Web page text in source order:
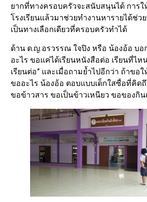
ยากที่ทางครอบครัวจะสนับสนุนได้ การ
โรงเรียนแล้วมาช่วยทำงานหารายได้ช่ว
เป็นทางเลือกเดียวที่ครอบครัวทำได้
ด้าน ด.ญ.อรวรรณ ใจปิง หรือ น้องอ้อ บอ
อะไร ขอแค่ได้เรียนหนังสือต่อ เรียนที่ไ
เรียนต่อ” และเมื่อถามย้ำไปอีกว่า ถ้าขอใ
ขออะไร น้องอ้อ ตอบแบบเด็กใสซื่อที่คิด
ขอข้าวสาร ขอเป็นข้าวเหนียว ขอของกิน